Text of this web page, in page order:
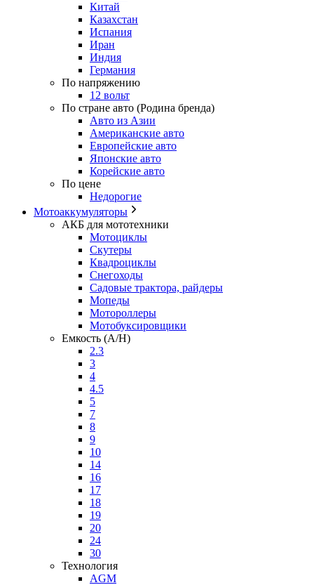
Китай
Казахстан
Испания
Иран
Индия
Германия
По напряжению
12 вольт
По стране авто (Родина бренда)
Авто из Азии
Американские авто
Европейские авто
Японские авто
Корейские авто
По цене
Недорогие
Мотоаккумуляторы
АКБ для мототехники
Мотоциклы
Скутеры
Квадроциклы
Снегоходы
Садовые трактора, райдеры
Мопеды
Мотороллеры
Мотобуксировщики
Емкость (A/H)
2.3
3
4
4.5
5
7
8
9
10
14
16
17
18
19
20
24
30
Технология
AGM